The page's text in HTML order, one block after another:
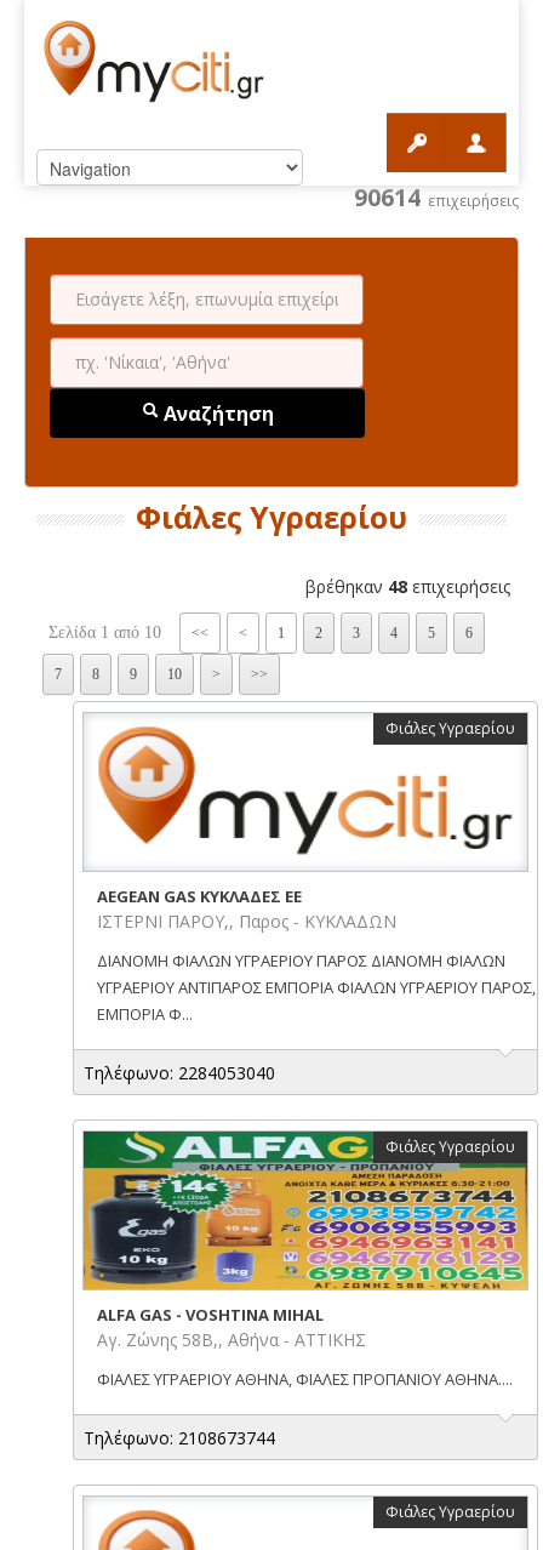
90614 επιχειρήσεις
Αναζήτηση
Φιάλες Υγραερίου
βρέθηκαν 48 επιχειρήσεις
Σελίδα 1 από 10 << < 1 2 3 4 5 6
7 8 9 10 > >>
Φιάλες Υγραερίου
AEGEAN GAS ΚΥΚΛΑΔΕΣ ΕΕ
ΙΣΤΕΡΝΙ ΠΑΡΟΥ,, Παρος - ΚΥΚΛΑΔΩΝ
ΔΙΑΝΟΜΗ ΦΙΑΛΩΝ ΥΓΡΑΕΡΙΟΥ ΠΑΡΟΣ ΔΙΑΝΟΜΗ ΦΙΑΛΩΝ
ΥΓΡΑΕΡΙΟΥ ΑΝΤΙΠΑΡΟΣ ΕΜΠΟΡΙΑ ΦΙΑΛΩΝ ΥΓΡΑΕΡΙΟΥ ΠΑΡΟΣ,
ΕΜΠΟΡΙΑ Φ...
Τηλέφωνο: 2284053040
Φιάλες Υγραερίου
ALFA GAS - VOSHTINA MIHAL
Αγ. Ζώνης 58Β,, Αθήνα - ΑΤΤΙΚΗΣ
ΦΙΑΛΕΣ ΥΓΡΑΕΡΙΟΥ ΑΘΗΝΑ, ΦΙΑΛΕΣ ΠΡΟΠΑΝΙΟΥ ΑΘΗΝΑ....
Τηλέφωνο: 2108673744
Φιάλες Υγραερίου